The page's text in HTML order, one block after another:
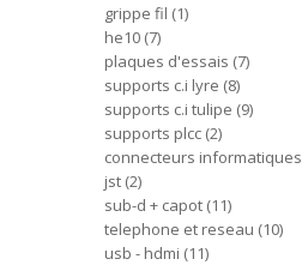
grippe fil 1
he10 7
plaques d'essais 7
supports c.i lyre 8
supports c.i tulipe 9
supports plcc 2
connecteurs informatiques
jst 2
sub-d + capot 11
telephone et reseau 10
usb - hdmi 11